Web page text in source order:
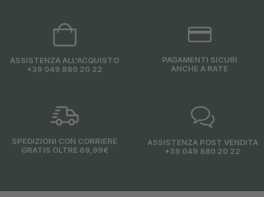
ASSISTENZA ALL'ACQUISTO
+39 049 880 20 22
PAGAMENTI SICURI
ANCHE A RATE
SPEDIZIONI CON CORRIERE
GRATIS OLTRE 69,99€
ASSISTENZA POST VENDITA
+39 049 880 20 22